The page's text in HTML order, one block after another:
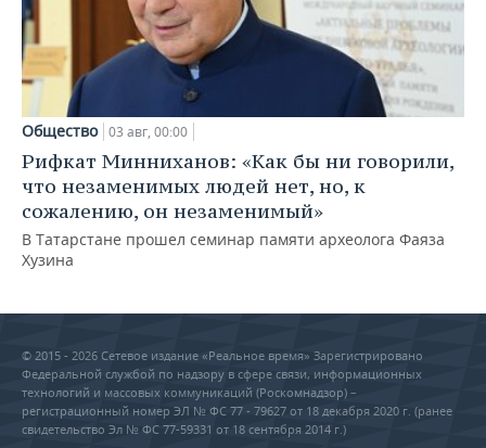
Общество 03 авг, 00:00
Рифкат Минниханов: «Как бы ни говорили,
что незаменимых людей нет, но, к
сожалению, он незаменимый»
В Татарстане прошел семинар памяти археолога Фаяза
Хузина
© 2015 - 2026 Сетевое издание «Реальное время» Зарегистрировано
Федеральной службой по надзору в сфере связи, информационных
технологий и массовых коммуникаций (Роскомнадзор) –
регистрационный номер ЭЛ № ФС 77 - 79627 от 18 декабря 2020 г. (ранее
свидетельство Эл № ФС 77-59331 от 18 сентября 2014 г.)